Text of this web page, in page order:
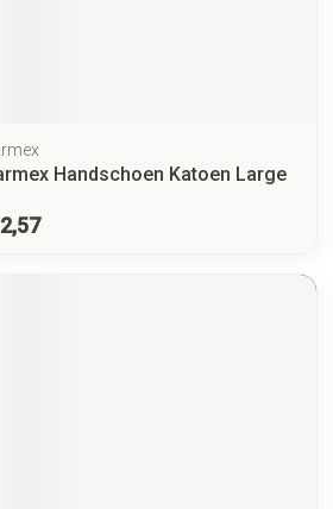
Handschoen Katoen Large